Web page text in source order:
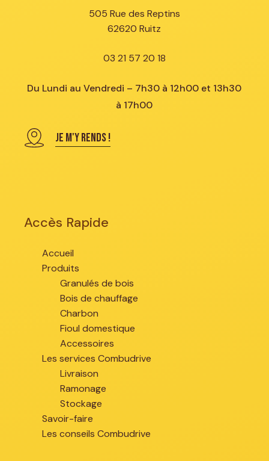
505 Rue des Reptins
62620 Ruitz
03 21 57 20 18
Du Lundi au Vendredi – 7h30 à 12h00 et 13h30
à 17h00
JE M'Y RENDS !
Accès Rapide
Accueil
Produits
Granulés de bois
Bois de chauffage
Charbon
Fioul domestique
Accessoires
Les services Combudrive
Livraison
Ramonage
Stockage
Savoir-faire
Les conseils Combudrive